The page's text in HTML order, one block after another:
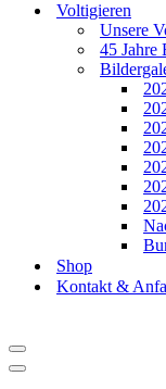
Voltigieren
Unsere
45 Jahre
Shop
Kontakt &
Navigationsmenü
Navigationsmenü